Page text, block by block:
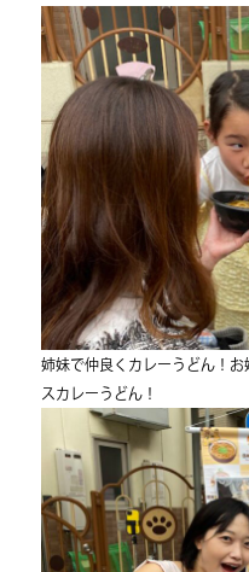
姉妹で仲良くカレーうどん！
スカレーうどん！